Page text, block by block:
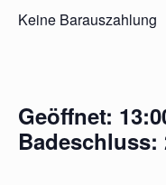
Keine Barauszahlung
Geöffnet:
Badeschluss: